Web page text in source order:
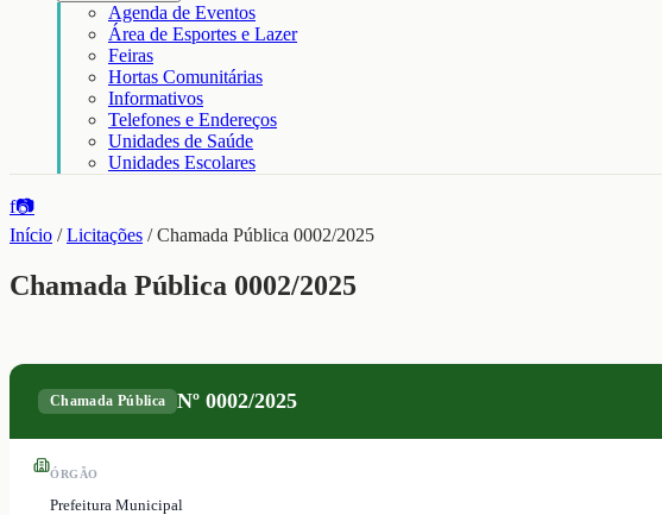
Agenda de Eventos
Área de Esportes e Lazer
Feiras
Hortas Comunitárias
Informativos
Telefones e Endereços
Unidades de Saúde
Unidades Escolares
f📷
Início /Licitações /Chamada Pública 0002/2025
Chamada Pública 0002/2025
Chamada Pública Nº0002/2025
ÓRGÃO
Prefeitura Municipal